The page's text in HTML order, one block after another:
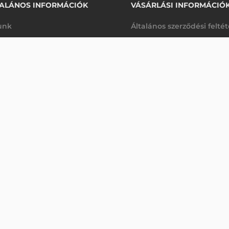
INFORMÁCIÓK VÁSÁRLÁSI
Általános szerződési